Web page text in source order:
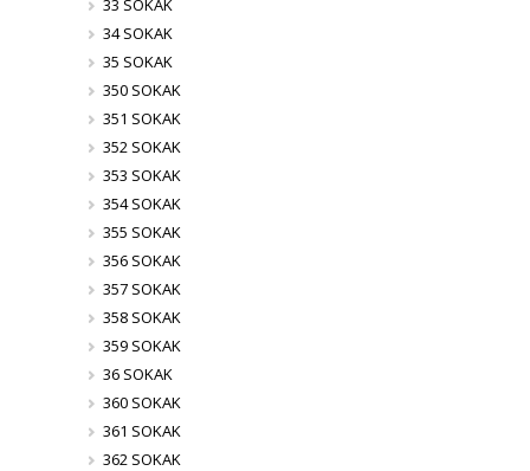
33 SOKAK
34 SOKAK
35 SOKAK
350 SOKAK
351 SOKAK
352 SOKAK
353 SOKAK
354 SOKAK
355 SOKAK
356 SOKAK
357 SOKAK
358 SOKAK
359 SOKAK
36 SOKAK
360 SOKAK
361 SOKAK
362 SOKAK